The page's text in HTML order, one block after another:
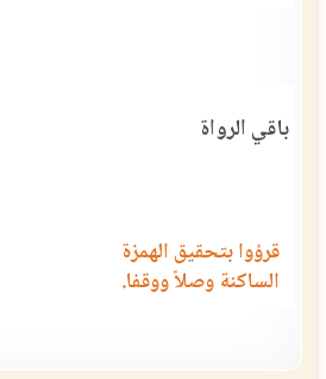
باقي الرواة
قرؤوا بتحقيق الهمزة
الساكنة وصلاً ووقفا.